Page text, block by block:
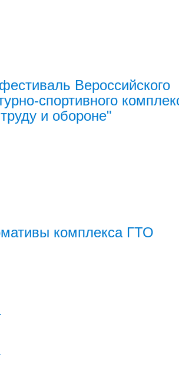
Вероссийского
спортивного
и обороне"
комплекса ГТО